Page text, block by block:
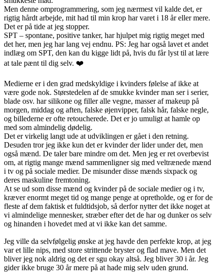
Men denne omprogrammering, som jeg nærmest vil kalde det, er
rigtig hårdt arbejde, mit had til min krop har varet i 18 år eller mere.
Det er på tide at jeg stopper.
SPT – spontane, positive tanker, har hjulpet mig rigtig meget med
det her, men jeg har lang vej endnu. PS: Jeg har også lavet et andet
indlæg om SPT, den kan du kigge lidt på, hvis du får lyst til at lære
at tale pænt til dig selv. ❤️
Medierne er i den grad medskyldige i kvinders følelse af ikke at
være gode nok. Størstedelen af de smukke kvinder man ser i serier,
blade osv. har silikone og filler alle vegne, masser af makeup på
morgen, middag og aften, falske øjenvipper, falsk hår, falske negle,
og billederne er ofte retoucherede. Det er jo umuligt at hamle op
med som almindelig dødelig.
Det er virkelig langt ude at udviklingen er gået i den retning.
Desuden tror jeg ikke kun det er kvinder der lider under det, men
også mænd. De taler bare mindre om det. Men jeg er ret overbevist
om, at rigtig mange mænd sammenligner sig med veltrænede mænd
i tv og på sociale medier. De misunder disse mænds sixpack og
deres maskuline fremtoning.
At se ud som disse mænd og kvinder på de sociale medier og i tv,
kræver enormt meget tid og mange penge at opretholde, og er for de
fleste af dem faktisk et fuldtidsjob, så derfor nytter det ikke noget at
vi almindelige mennesker, stræber efter det de har og dunker os selv
og hinanden i hovedet med at vi ikke kan det samme.
Jeg ville da selvfølgelig ønske at jeg havde den perfekte krop, at jeg
var et lille nips, med store strittende bryster og flad mave. Men det
bliver jeg nok aldrig og det er sgu okay altså. Jeg bliver 30 i år. Jeg
gider ikke bruge 30 år mere på at hade mig selv uden grund.